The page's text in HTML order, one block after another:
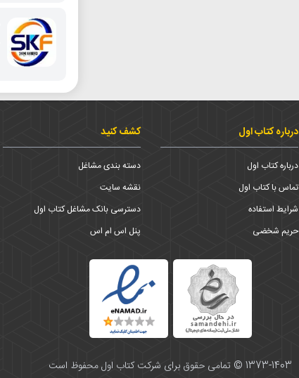
درباره کتاب اول
درباره کتاب اول
تماس با کتاب اول
شرایط استفاده
حریم شخضی
کشف کنید
دسته بندی مشاغل
نقشه سایت
دسترسی بانک مشاغل کتاب اول
پنل اس ام اس
1373-1403 © تمامی حقوق برای شرکت کتاب اول محفوظ است